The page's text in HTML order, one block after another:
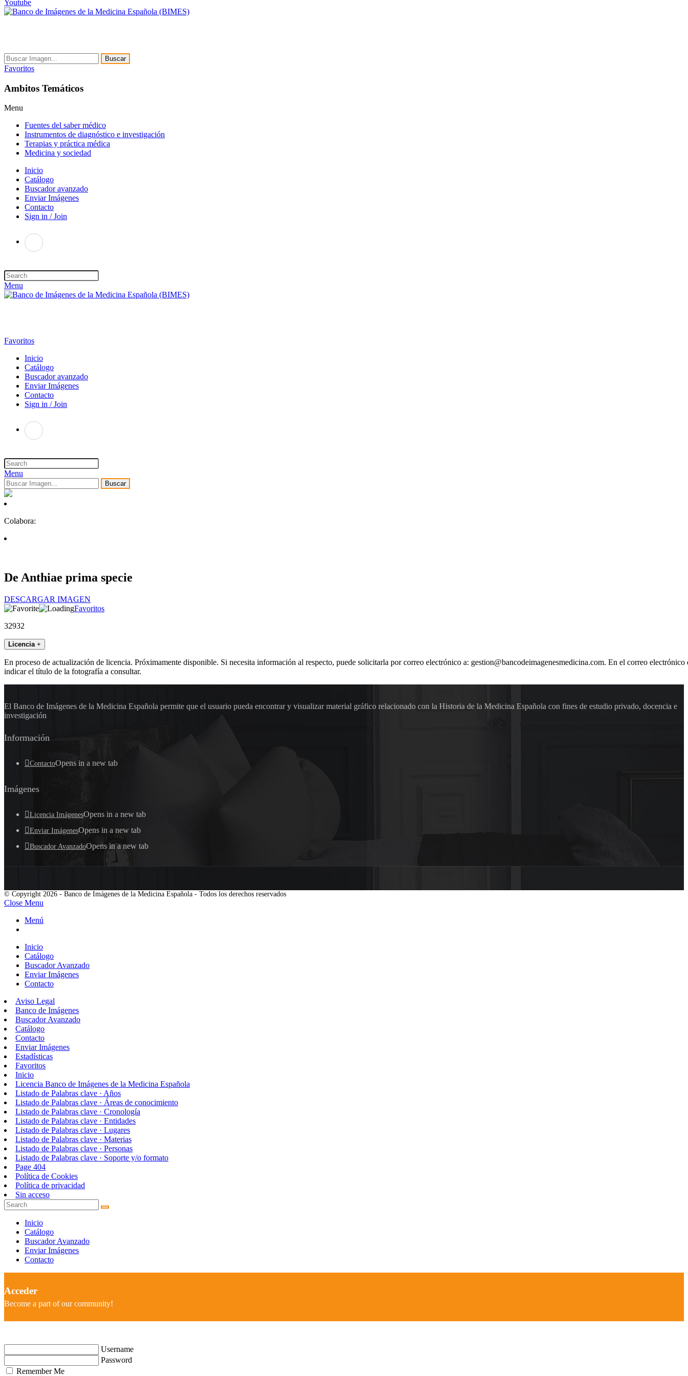
Youtube
Buscar
Favoritos
Ambitos Temáticos
Menu
Fuentes del saber médico
Instrumentos de diagnóstico e investigación
Terapias y práctica médica
Medicina y sociedad
Inicio
Catálogo
Buscador avanzado
Enviar Imágenes
Contacto
Sign in / Join
Menu
Favoritos
Inicio
Catálogo
Buscador avanzado
Enviar Imágenes
Contacto
Sign in / Join
Menu
Buscar
Colabora:
De Anthiae prima specie
DESCARGAR IMAGEN
Favoritos
32932
Licencia +
En proceso de actualización de licencia. Próximamente disponible. Si necesita información al respecto, puede solicitarla por correo electrónico a: gestion@bancodeimagenesmedicina.com. En el correo electrónico
indicar el título de la fotografía a consultar.
El Banco de Imágenes de la Medicina Española permite que el usuario pueda encontrar y visualizar material gráfico relacionado con la Historia de la Medicina Española con fines de estudio privado, docencia e
investigación
Información
ContactoOpens in a new tab
Imágenes
Licencia ImágenesOpens in a new tab
Enviar ImágenesOpens in a new tab
Buscador AvanzadoOpens in a new tab
© Copyright 2026 - Banco de Imágenes de la Medicina Española - Todos los derechos reservados
Close Menu
Menú
Inicio
Catálogo
Buscador Avanzado
Enviar Imágenes
Contacto
Aviso Legal
Banco de Imágenes
Buscador Avanzado
Catálogo
Contacto
Enviar Imágenes
Estadísticas
Favoritos
Inicio
Licencia Banco de Imágenes de la Medicina Española
Listado de Palabras clave · Años
Listado de Palabras clave · Áreas de conocimiento
Listado de Palabras clave · Cronología
Listado de Palabras clave · Entidades
Listado de Palabras clave · Lugares
Listado de Palabras clave · Materias
Listado de Palabras clave · Personas
Listado de Palabras clave · Soporte y/o formato
Page 404
Política de Cookies
Política de privacidad
Sin acceso
Inicio
Catálogo
Buscador Avanzado
Enviar Imágenes
Contacto
Acceder
Become a part of our community!
Username
Password
Remember Me